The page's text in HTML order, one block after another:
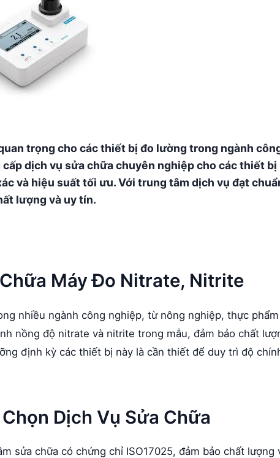
trọng cho các thiết bị đo lường trong ngành
dịch vụ sửa chữa chuyên nghiệp cho các thiết bị
và hiệu suất tối ưu. Với trung tâm dịch vụ đạt
lượng và uy tín.
Máy Đo Nitrate, Nitrite
nhiều ngành công nghiệp, từ nông nghiệp, thực phẩm
nồng độ nitrate và nitrite trong mẫu, đảm bảo chất
định kỳ các thiết bị này là cần thiết để duy trì độ
Dịch Vụ Sửa Chữa
sửa chữa có chứng chỉ ISO17025, đảm bảo chất lượng